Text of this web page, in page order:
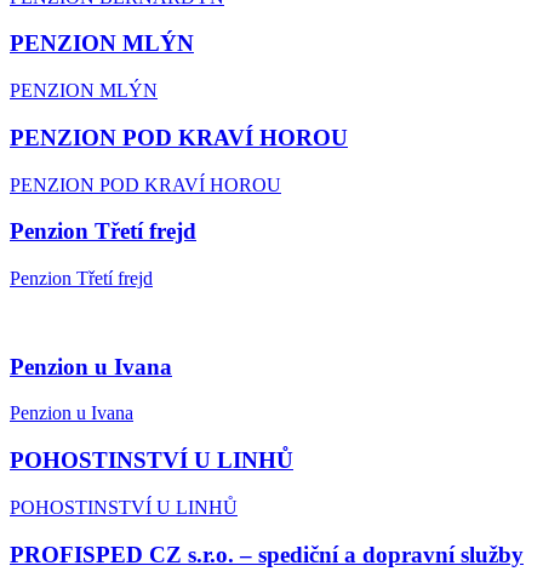
PENZION MLÝN
PENZION MLÝN
PENZION POD KRAVÍ HOROU
PENZION POD KRAVÍ HOROU
Penzion Třetí frejd
Penzion Třetí frejd
Penzion u Ivana
Penzion u Ivana
POHOSTINSTVÍ U LINHŮ
POHOSTINSTVÍ U LINHŮ
PROFISPED CZ s.r.o. – spediční a dopravní služby